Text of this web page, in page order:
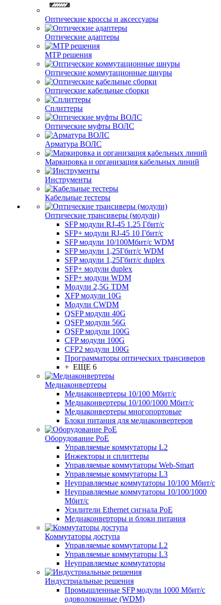
Оптические кроссы и аксессуары
Оптические адаптеры
MTP решения
Оптические коммутационные шнуры
Оптические кабельные сборки
Сплиттеры
Оптические муфты ВОЛС
Арматура ВОЛС
Маркировка и организация кабельных линий
Инструменты
Кабельные тестеры
Оптические трансиверы (модули)
SFP модули RJ-45 1.25 Гбит/c
SFP+ модули RJ-45 10 Гбит/c
SFP модули 10/100Мбит/с WDM
SFP модули 1,25Гбит/с WDM
SFP модули 1,25Гбит/с duplex
SFP+ модули duplex
SFP+ модули WDM
Модули 2,5G TDM
XFP модули 10G
Модули CWDM
QSFP модули 40G
QSFP модули 56G
QSFP модули 100G
CFP модули 100G
CFP2 модули 100G
Программаторы оптических трансиверов
+ ЕЩЕ 6
Медиаконвертеры
Медиаконвертеры 10/100 Мбит/с
Медиаконвертеры 10/100/1000 Мбит/c
Медиаконвертеры многопортовые
Блоки питания для медиаконвертеров
Оборудование PoE
Управляемые коммутаторы L2
Инжекторы и сплиттеры
Управляемые коммутаторы Web-Smart
Управляемые коммутаторы L3
Неуправляемые коммутаторы 10/100 Мбит/с
Неуправляемые коммутаторы 10/100/1000
Мбит/с
Усилители Ethernet сигнала PoE
Медиаконверторы и блоки питания
Коммутаторы доступа
Управляемые коммутаторы L2
Управляемые коммутаторы L3
Неуправляемые коммутаторы
Индустриальные решения
Промышленные SFP модули 1000 Мбит/c
одоволоконные (WDM)